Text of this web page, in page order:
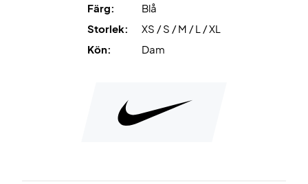
Snabbtorkande konstruktion gör linnet behagligt även vid
Ribbade paneler under armarnager god rörelsefrihet
Victory Women Dri-FIT Tank Top Old Royal idag!
Färg:
Blå
Storlek:
XS / S / M / L / XL
Kön:
Dam